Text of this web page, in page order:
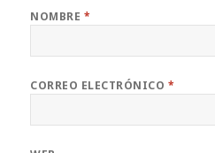
NOMBRE *
CORREO ELECTRÓNICO *